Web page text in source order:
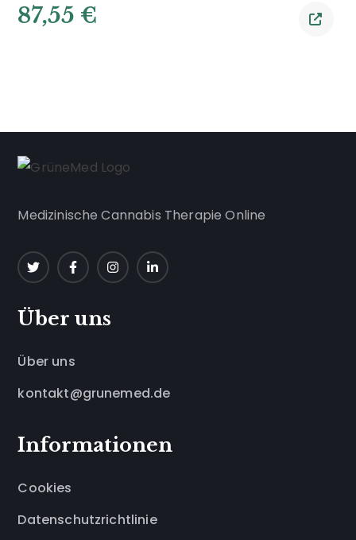
87,55 €
Medizinische Cannabis Therapie Online
Über uns
Über uns
kontakt@grunemed.de
Informationen
Cookies
Datenschutzrichtlinie